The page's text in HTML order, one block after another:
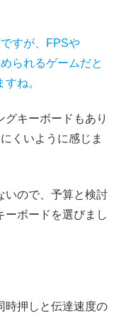
すが、FPSや
られるゲームだと
ね。
キーボードもあり
くいように感じま
いので、予算と検討
ーボードを選びまし
時押しと伝達速度の